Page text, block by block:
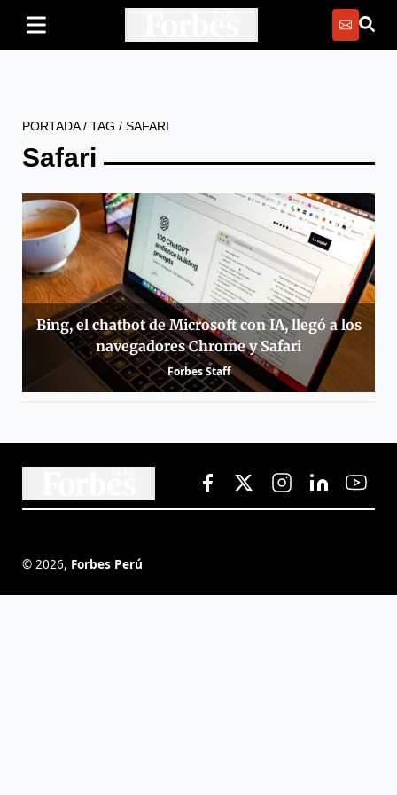
PORTADA/ TAG / SAFARI
Safari
Bing, el chatbot de Microsoft con IA, llegó a los
navegadores Chrome y Safari
Forbes Staff
© 2026, Forbes Perú